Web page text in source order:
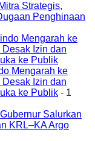
Strategis,
Penghinaan
Mengarah ke
Izin dan
ke Publik - 1